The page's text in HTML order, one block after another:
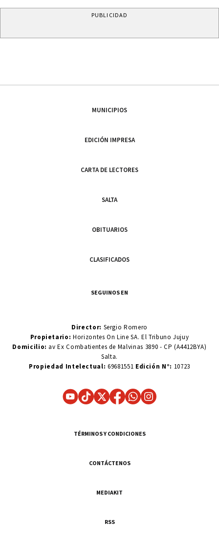
PUBLICIDAD
MUNICIPIOS
EDICIÓN IMPRESA
CARTA DE LECTORES
SALTA
OBITUARIOS
CLASIFICADOS
SEGUINOS EN
Director: Sergio Romero
Propietario:Horizontes On Line SA. El Tribuno Jujuy
Domicilio: av Ex Combatientes de Malvinas 3890 - CP (A4412BYA)
Salta.
Propiedad Intelectual: 69681551 Edición N°: 10723
TÉRMINOS Y CONDICIONES
CONTÁCTENOS
MEDIAKIT
RSS